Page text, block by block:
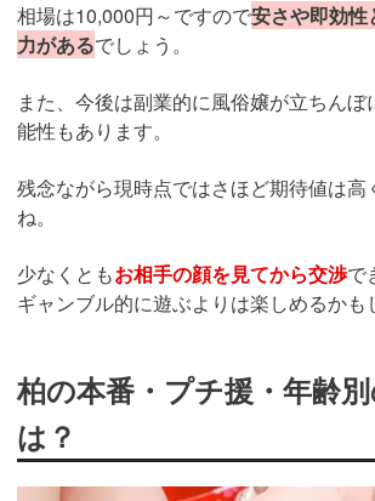
相場は10,000円～ですので安さや即効性
力があるでしょう。
また、今後は副業的に風俗嬢が立ちん
能性もあります。
残念ながら現時点ではさほど期待値は高
ね。
少なくともお相手の顔を見てから交渉で
ギャンブル的に遊ぶよりは楽しめるかも
柏の本番・プチ援・年齢
は？